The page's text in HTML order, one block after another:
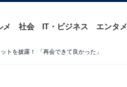
メ 社会 IT・ビジネス エンタメ
トを披露！ 「再会できて良かった」